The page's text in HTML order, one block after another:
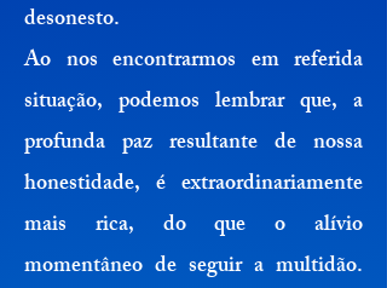
desonesto.
Ao nos encontrarmos em referida
situação, podemos lembrar que, a
profunda paz resultante de nossa
honestidade, é extraordinariamente
mais rica, do que o alívio
momentâneo de seguir a multidão.